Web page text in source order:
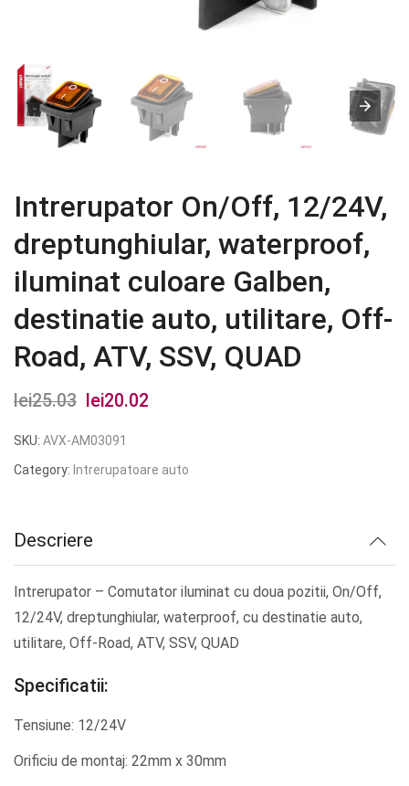
Intrerupator On/Off, 12/24V,
dreptunghiular, waterproof,
iluminat culoare Galben,
destinatie auto, utilitare, Off-
Road, ATV, SSV, QUAD
lei25.03
Prețul
inițial
a
lei20.02
este:
SKU: AVX-AM03091
Category: Intrerupatoare auto
Descriere
Intrerupator – Comutator iluminat cu doua pozitii, On/Off,
12/24V, dreptunghiular, waterproof, cu destinatie auto,
utilitare, Off-Road, ATV, SSV, QUAD
Specificatii:
Tensiune: 12/24V
Orificiu de montaj: 22mm x 30mm